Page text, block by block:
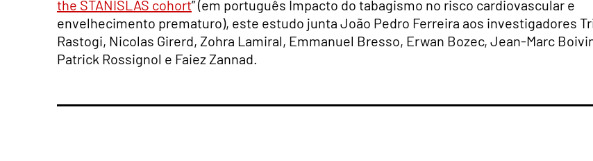
the STANISLAS cohort” (em português Impacto do tabagismo no risco cardiovascular e
envelhecimento prematuro), este estudo junta João Pedro Ferreira aos investigadores
Rastogi, Nicolas Girerd, Zohra Lamiral, Emmanuel Bresso, Erwan Bozec, Jean-Marc
Patrick Rossignol e Faiez Zannad.